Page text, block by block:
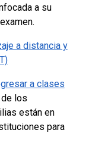
a su
a distancia y
a clases
los
están en
para